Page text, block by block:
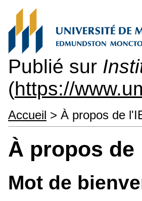
Publié sur
(https://
Accueil > À propos de
À propos de
Mot de